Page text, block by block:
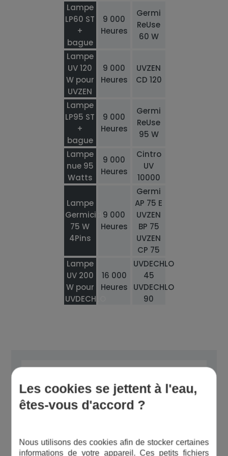
Lampe
LP60 ST
+
bague
9 000
Heures
Germi
ReUse
60 W
Lampe
UV 120
W pour
UVZEN
9 000
Heures
UVZEN
CD 120
Lampe
LP95 ST
+
bague
9 000
Heures
Germi
ReUse
95 W
Lampe
nue 95
Watts
9 000
Heures
Cintro
UV
10000
Lampe
Germicide
75 W
4Pins
9 000
Heures
Germi
AP 75 E
UVZEN
BP 75
UVZEN
CP 75
Lampe
UV 200
W pour
UVDECHLO
16 000
Heures
UVDECHLO
45
UVDECHLO
90
Bon à savoir
appareil lors du remplacement de
Les cookies se jettent à l'eau,
êtes-vous d'accord ?
Nous utilisons des cookies afin de stocker certaines
informations de votre appareil. Ces petits fichiers